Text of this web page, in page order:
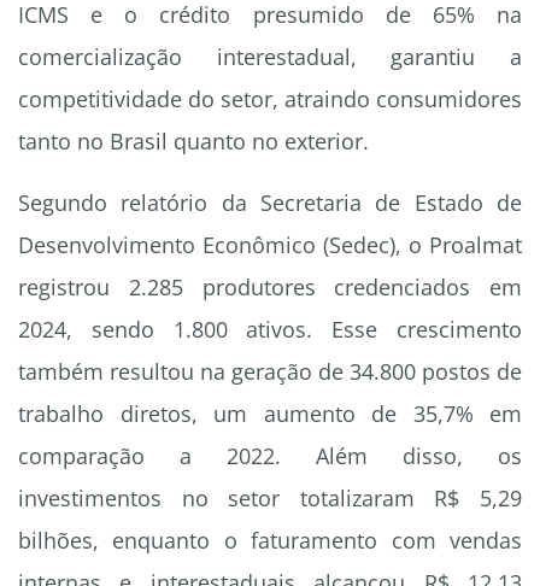
ICMS e o crédito presumido de 65% na
comercialização interestadual, garantiu a
competitividade do setor, atraindo consumidores
tanto no Brasil quanto no exterior.
Segundo relatório da Secretaria de Estado de
Desenvolvimento Econômico (Sedec), o Proalmat
registrou 2.285 produtores credenciados em
2024, sendo 1.800 ativos. Esse crescimento
também resultou na geração de 34.800 postos de
trabalho diretos, um aumento de 35,7% em
comparação a 2022. Além disso, os
investimentos no setor totalizaram R$ 5,29
bilhões, enquanto o faturamento com vendas